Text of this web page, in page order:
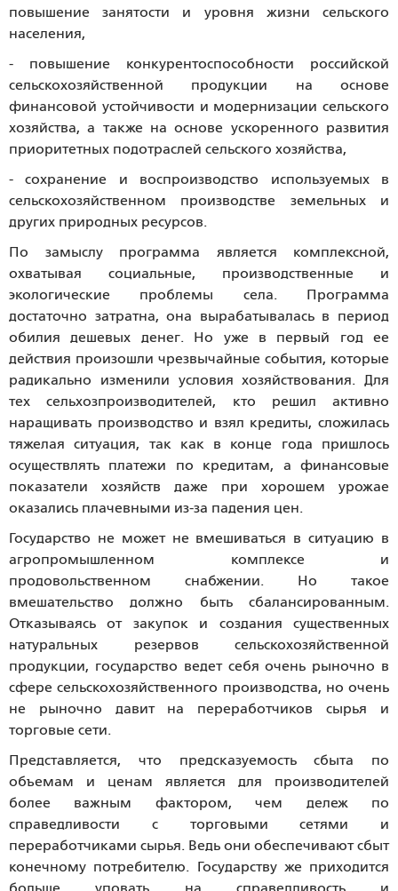
повышение занятости и уровня жизни сельского
населения,
- повышение конкурентоспособности российской
сельскохозяйственной продукции на основе
финансовой устойчивости и модернизации сельского
хозяйства, а также на основе ускоренного развития
приоритетных подотраслей сельского хозяйства,
- сохранение и воспроизводство используемых в
сельскохозяйственном производстве земельных и
других природных ресурсов.
По замыслу программа является комплексной,
охватывая социальные, производственные и
экологические проблемы села. Программа
достаточно затратна, она вырабатывалась в период
обилия дешевых денег. Но уже в первый год ее
действия произошли чрезвычайные события, которые
радикально изменили условия хозяйствования. Для
тех сельхозпроизводителей, кто решил активно
наращивать производство и взял кредиты, сложилась
тяжелая ситуация, так как в конце года пришлось
осуществлять платежи по кредитам, а финансовые
показатели хозяйств даже при хорошем урожае
оказались плачевными из-за падения цен.
Государство не может не вмешиваться в ситуацию в
агропромышленном комплексе и
продовольственном снабжении. Но такое
вмешательство должно быть сбалансированным.
Отказываясь от закупок и создания существенных
натуральных резервов сельскохозяйственной
продукции, государство ведет себя очень рыночно в
сфере сельскохозяйственного производства, но очень
не рыночно давит на переработчиков сырья и
торговые сети.
Представляется, что предсказуемость сбыта по
объемам и ценам является для производителей
более важным фактором, чем дележ по
справедливости с торговыми сетями и
переработчиками сырья. Ведь они обеспечивают сбыт
конечному потребителю. Государству же приходится